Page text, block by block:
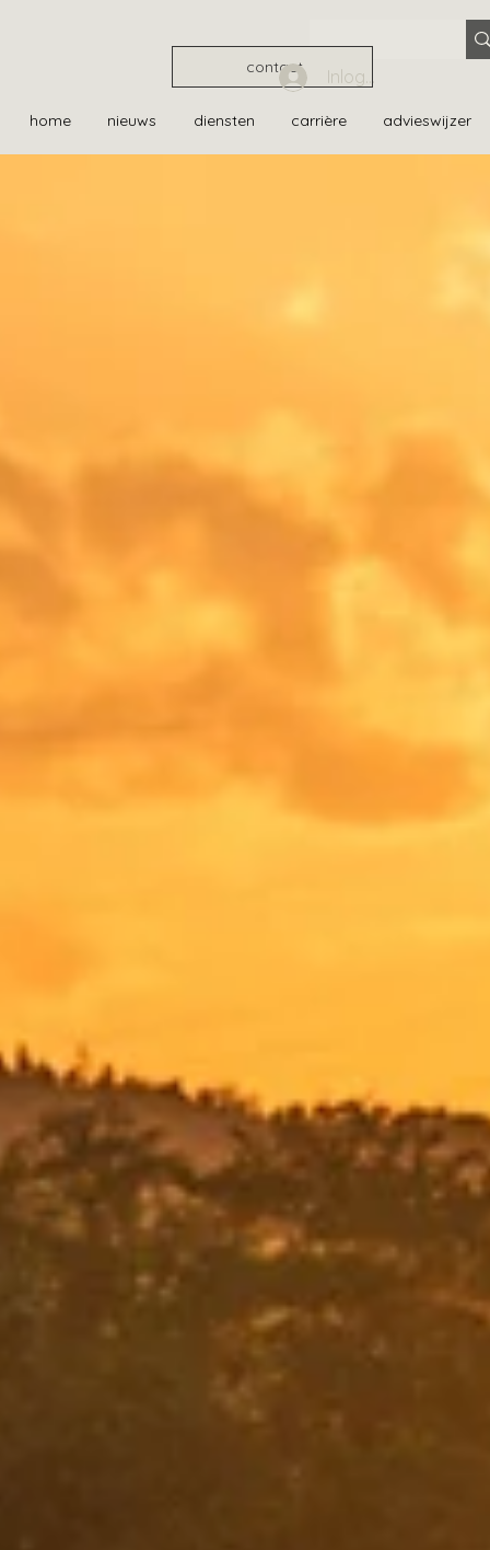
contact
home nieuws diensten carrière advieswijzer
Inloggen